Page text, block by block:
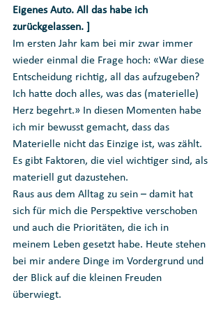
Eigenes Auto. All das habe ich
zurückgelassen. ]
Im ersten Jahr kam bei mir zwar immer
wieder einmal die Frage hoch: «War diese
Entscheidung richtig, all das aufzugeben?
Ich hatte doch alles, was das (materielle)
Herz begehrt.» In diesen Momenten habe
ich mir bewusst gemacht, dass das
Materielle nicht das Einzige ist, was zählt.
Es gibt Faktoren, die viel wichtiger sind, als
materiell gut dazustehen.
Raus aus dem Alltag zu sein – damit hat
sich für mich die Perspektive verschoben
und auch die Prioritäten, die ich in
meinem Leben gesetzt habe. Heute stehen
bei mir andere Dinge im Vordergrund und
der Blick auf die kleinen Freuden
überwiegt.